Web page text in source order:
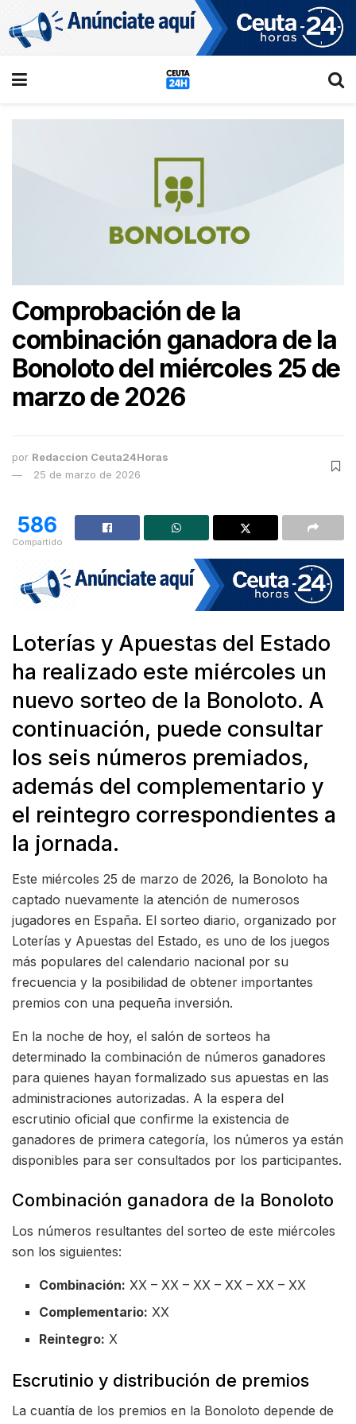
Comprobación de la
combinación ganadora de la
Bonoloto del miércoles 25 de
marzo de 2026
por Redaccion Ceuta24Horas
25 de marzo de 2026
586
Compartido
Loterías y Apuestas del Estado
ha realizado este miércoles un
nuevo sorteo de la Bonoloto. A
continuación, puede consultar
los seis números premiados,
además del complementario y
el reintegro correspondientes a
la jornada.
Este miércoles 25 de marzo de 2026, la Bonoloto ha
captado nuevamente la atención de numerosos
jugadores en España. El sorteo diario, organizado por
Loterías y Apuestas del Estado, es uno de los juegos
más populares del calendario nacional por su
frecuencia y la posibilidad de obtener importantes
premios con una pequeña inversión.
En la noche de hoy, el salón de sorteos ha
determinado la combinación de números ganadores
para quienes hayan formalizado sus apuestas en las
administraciones autorizadas. A la espera del
escrutinio oficial que confirme la existencia de
ganadores de primera categoría, los números ya están
disponibles para ser consultados por los participantes.
Combinación ganadora de la Bonoloto
Los números resultantes del sorteo de este miércoles
son los siguientes:
Combinación: XX – XX – XX – XX – XX – XX
Complementario: XX
Reintegro: X
Escrutinio y distribución de premios
La cuantía de los premios en la Bonoloto depende de